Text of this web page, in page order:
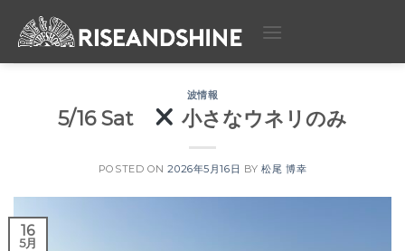
波情報
5/16 Sat 小さなウネリのみ
POSTED ON2026年5月16日 BY松尾 博幸
16
5月